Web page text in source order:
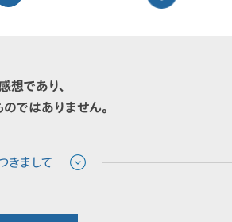
想であり、
ではありません。